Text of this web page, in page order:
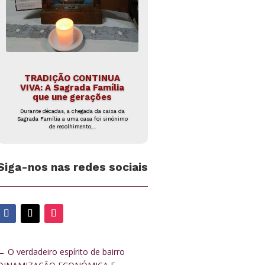
TRADIÇÃO CONTINUA
VIVA: A Sagrada Família
que une gerações
Durante décadas, a chegada da caixa da
Sagrada Família a uma casa foi sinónimo
de recolhimento,...
nos nas redes sociais
O verdadeiro espírito de bairro